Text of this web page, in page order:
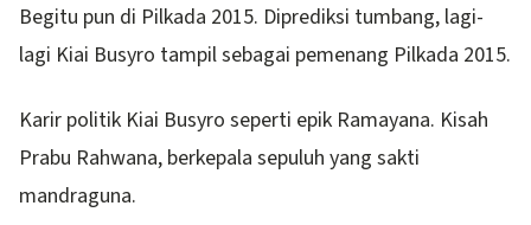
Begitu pun di Pilkada 2015. Diprediksi tumbang, lagi-
lagi Kiai Busyro tampil sebagai pemenang Pilkada 2015.
Karir politik Kiai Busyro seperti epik Ramayana. Kisah
Prabu Rahwana, berkepala sepuluh yang sakti
mandraguna.